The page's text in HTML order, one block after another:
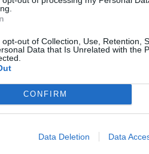
opt-out of Collection, Use, Retention,
Data that Is Unrelated with the
CONFIRM
Data Deletion Data
Divadlo dostane
hlediště, nyní se